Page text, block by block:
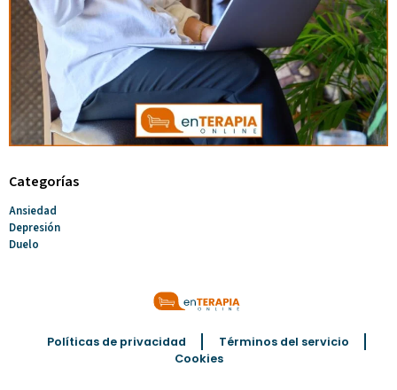
Categorías
Ansiedad
Depresión
Duelo
Políticas de privacidad
Términos del servicio
Cookies